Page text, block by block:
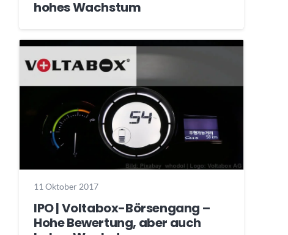
hohes Wachstum
11 Oktober 2017
IPO | Voltabox-Börsengang –
Hohe Bewertung, aber auch